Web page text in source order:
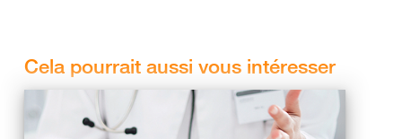
Cela pourrait aussi vous intéresser